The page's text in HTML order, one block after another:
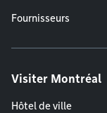
Fournisseurs
Visiter Montréal
Hôtel de ville